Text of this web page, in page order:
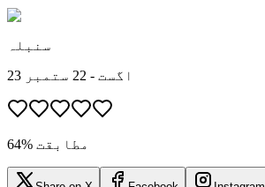
سنبلہ
23 اگست - 22 ستمبر
64% مطابقت